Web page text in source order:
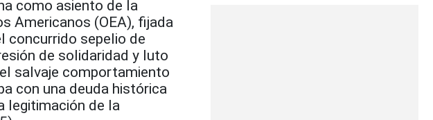
como asiento de la
Americanos (OEA), fijada
concurrido sepelio de
de solidaridad y luto
salvaje comportamiento
con una deuda histórica
legitimación de la